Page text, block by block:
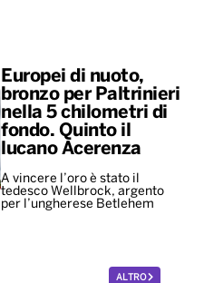
Europei di nuoto,
bronzo per Paltrinieri
nella 5 chilometri di
fondo. Quinto il
lucano Acerenza
A vincere l’oro è stato il
tedesco Wellbrock, argento
per l’ungherese Betlehem
ALTRO